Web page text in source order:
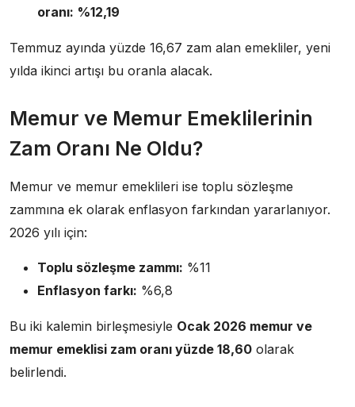
oranı: %12,19
Temmuz ayında yüzde 16,67 zam alan emekliler, yeni
yılda ikinci artışı bu oranla alacak.
Memur ve Memur Emeklilerinin
Zam Oranı Ne Oldu?
Memur ve memur emeklileri ise toplu sözleşme
zammına ek olarak enflasyon farkından yararlanıyor.
2026 yılı için:
Toplu sözleşme zammı: %11
Enflasyon farkı: %6,8
Bu iki kalemin birleşmesiyle Ocak 2026 memur ve
memur emeklisi zam oranı yüzde 18,60 olarak
belirlendi.